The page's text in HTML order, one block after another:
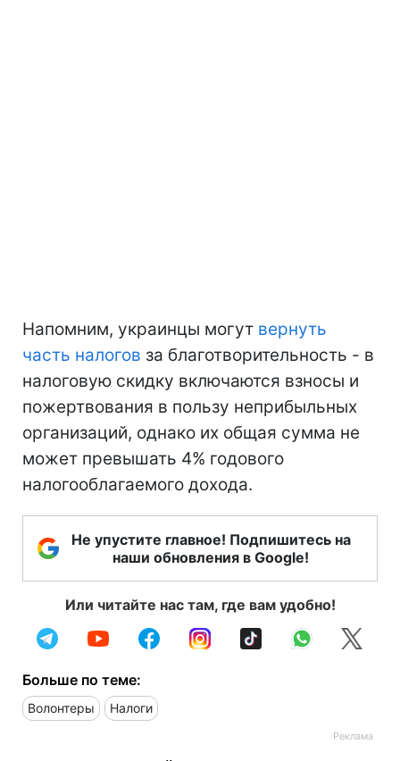
Напомним, украинцы могут вернуть
часть налогов за благотворительность - в
налоговую скидку включаются взносы и
пожертвования в пользу неприбыльных
организаций, однако их общая сумма не
может превышать 4% годового
налогооблагаемого дохода.
Не упустите главное! Подпишитесь на
наши обновления в Google!
Или читайте нас там, где вам удобно!
Больше по теме:
Волонтеры Налоги